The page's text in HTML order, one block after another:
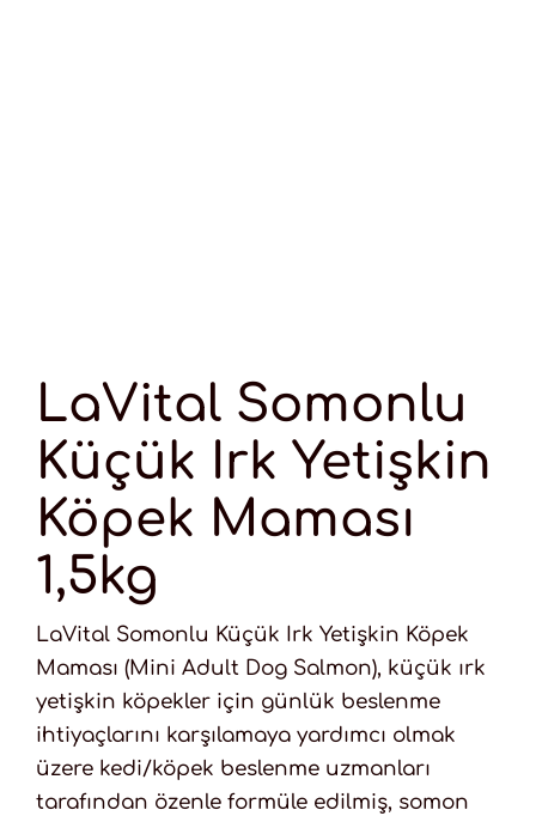
LaVital Somonlu
Küçük Irk Yetişkin
Köpek Maması
1,5kg
LaVital Somonlu Küçük Irk Yetişkin Köpek
Maması (Mini Adult Dog Salmon), küçük ırk
yetişkin köpekler için günlük beslenme
ihtiyaçlarını karşılamaya yardımcı olmak
üzere kedi/köpek beslenme uzmanları
tarafından özenle formüle edilmiş, somon